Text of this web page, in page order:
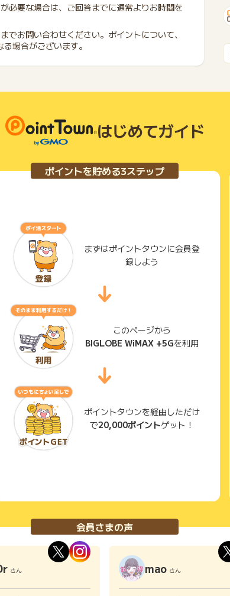
必要な場合は、ご回答までに通常よりお時間を
までお問い合わせください。ポイントについて、
場合がございます。
はじめてガイド
ポイントを貯める3ステップ
まずはポイントタウンに会員登
録しよう
このページから
BIGLOBE WiMAX +5Gを利用
ポイントタウンを経由しただけ
で20,000ポイントゲット！
会員さまの声
さん mao さん